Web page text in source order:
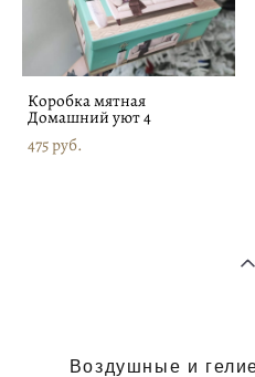
Коробка мятная
Домашний уют 4
475 pуб.
Воздушные и